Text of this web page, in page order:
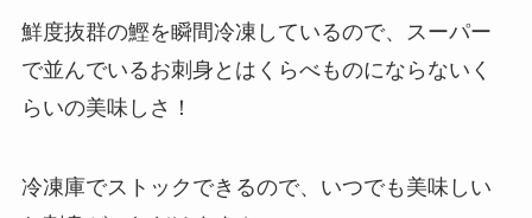
鮮度抜群の鰹を瞬間冷凍しているので、スーパー
で並んでいるお刺身とはくらべものにならないく
らいの美味しさ！
冷凍庫でストックできるので、いつでも美味しい